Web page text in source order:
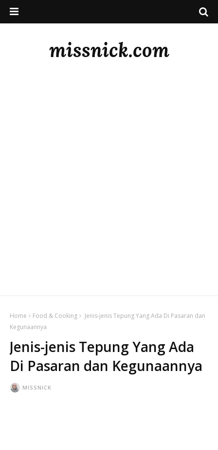
missnick.com
Home Food & Cooking
Jenis-jenis Tepung Yang Ada Di Pasaran dan
Kegunaannya
Jenis-jenis Tepung Yang Ada
Di Pasaran dan Kegunaannya
MISSNICK